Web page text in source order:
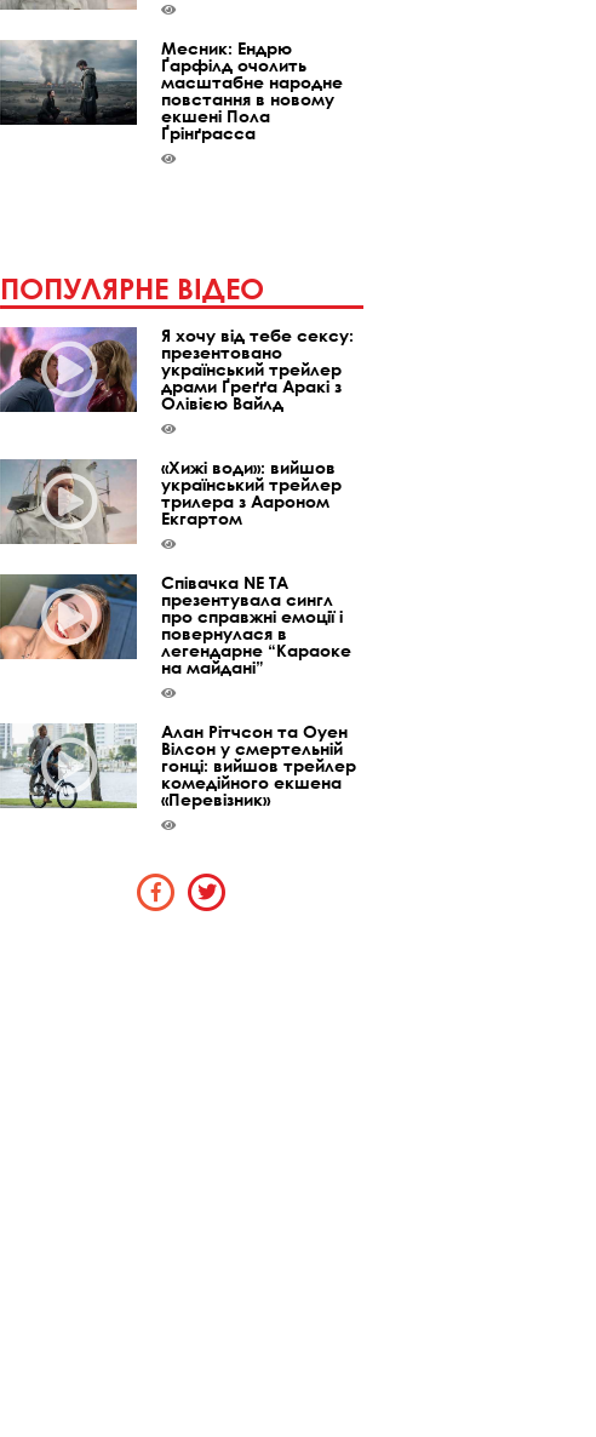
Месник: Ендрю
Ґарфілд очолить
масштабне народне
повстання в новому
екшені Пола
Ґрінґрасса
ПОПУЛЯРНЕ ВІДЕО
Я хочу від тебе сексу:
презентовано
український трейлер
драми Ґреґґа Аракі з
Олівією Вайлд
«Хижі води»: вийшов
український трейлер
трилера з Аароном
Екгартом
Співачка NE TA
презентувала сингл
про справжні емоції і
повернулася в
легендарне “Караоке
на майдані”
Алан Рітчсон та Оуен
Вілсон у смертельній
гонці: вийшов трейлер
комедійного екшена
«Перевізник»